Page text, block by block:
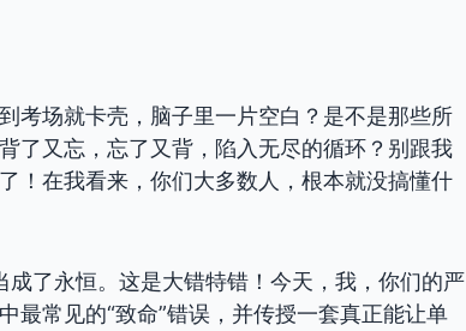
考场就卡壳，脑子里一片空白？是不是那些所
了又忘，忘了又背，陷入无尽的循环？别跟我
！在我看来，你们大多数人，根本就没搞懂什
成了永恒。这是大错特错！今天，我，你们的严
中最常见的“致命”错误，并传授一套真正能让单